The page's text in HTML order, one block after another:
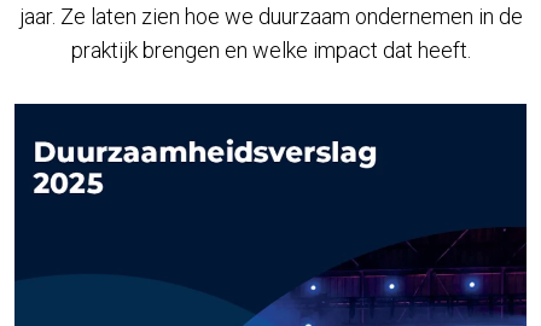
jaar. Ze laten zien hoe we duurzaam ondernemen in de
praktijk brengen en welke impact dat heeft.